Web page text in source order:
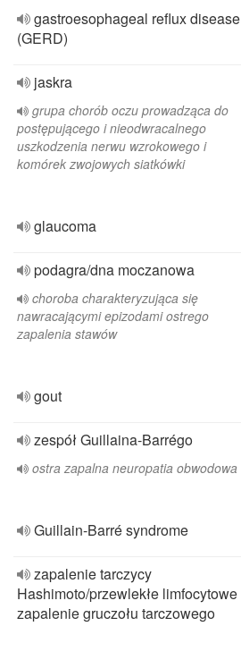
gastroesophageal reflux disease
(GERD)
jaskra
grupa chorób oczu prowadząca do
postępującego i nieodwracalnego
uszkodzenia nerwu wzrokowego i
komórek zwojowych siatkówki
glaucoma
podagra/dna moczanowa
choroba charakteryzująca się
nawracającymi epizodami ostrego
zapalenia stawów
gout
zespół Guillaina-Barrégo
ostra zapalna neuropatia obwodowa
Guillain-Barré syndrome
zapalenie tarczycy
Hashimoto/przewlekłe limfocytowe
zapalenie gruczołu tarczowego